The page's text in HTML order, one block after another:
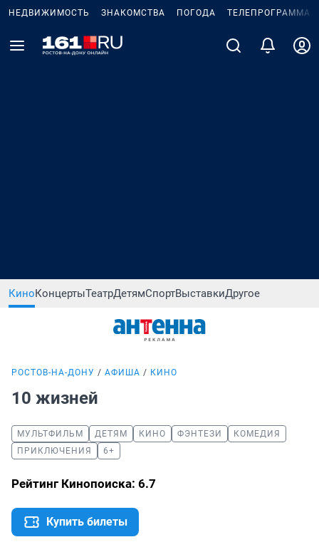
НЕДВИЖИМОСТЬ ЗНАКОМСТВА ПОГОДА ТЕЛЕПРОГРАММА
КиноКонцертыТеатрДетямСпортВыставкиДругое
РОСТОВ-НА-ДОНУ АФИША КИНО
10 жизней
МУЛЬТФИЛЬМ ДЕТЯМ КИНО ФЭНТЕЗИ
КОМЕДИЯ
ПРИКЛЮЧЕНИЯ
6+
Рейтинг Кинопоиска: 6.7
Купить билеты